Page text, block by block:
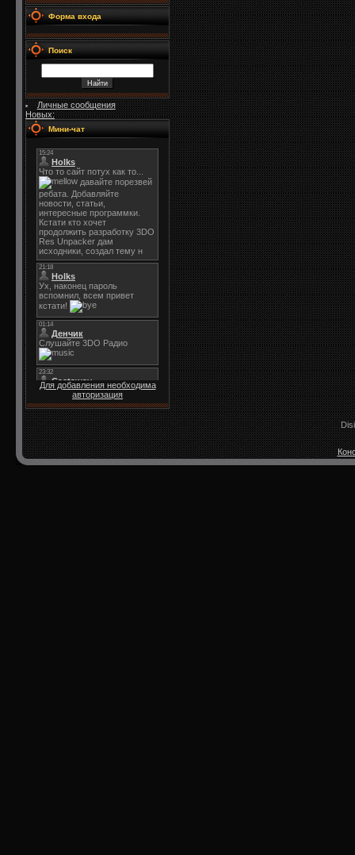
Форма входа
Поиск
Личные сообщения
Новых:
Мини-чат
Для добавления необходима
авторизация